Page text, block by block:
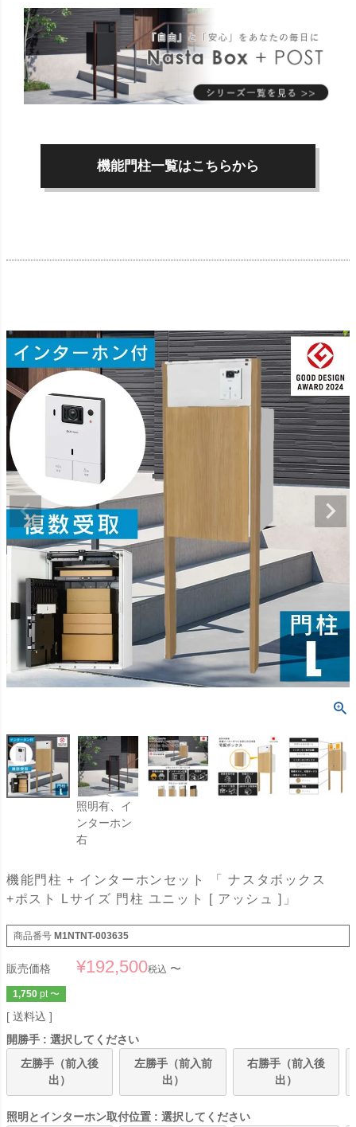
機能門柱一覧はこちらから
照明有、イ
ンターホン
右
機能門柱 + インターホンセット 「 ナスタボックス
+ポスト Lサイズ 門柱 ユニット [ アッシュ ]」
商品番号 M1NTNT-003635
販売価格 ¥192,500税込 〜
1,750 pt 〜
送料込
開勝手
選択してください
左勝手（前入後
出）
左勝手（前入前
出）
右勝手（前入後
出）
照明とインターホン取付位置 選択してください